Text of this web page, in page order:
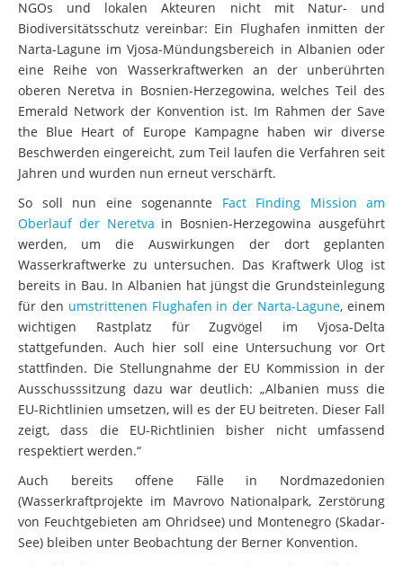
NGOs und lokalen Akteuren nicht mit Natur- und
Biodiversitätsschutz vereinbar: Ein Flughafen inmitten der
Narta-Lagune im Vjosa-Mündungsbereich in Albanien oder
eine Reihe von Wasserkraftwerken an der unberührten
oberen Neretva in Bosnien-Herzegowina, welches Teil des
Emerald Network der Konvention ist. Im Rahmen der Save
the Blue Heart of Europe Kampagne haben wir diverse
Beschwerden eingereicht, zum Teil laufen die Verfahren seit
Jahren und wurden nun erneut verschärft.
So soll nun eine sogenannte Fact Finding Mission am
Oberlauf der Neretva in Bosnien-Herzegowina ausgeführt
werden, um die Auswirkungen der dort geplanten
Wasserkraftwerke zu untersuchen. Das Kraftwerk Ulog ist
bereits in Bau. In Albanien hat jüngst die Grundsteinlegung
für den umstrittenen Flughafen in der Narta-Lagune, einem
wichtigen Rastplatz für Zugvögel im Vjosa-Delta
stattgefunden. Auch hier soll eine Untersuchung vor Ort
stattfinden. Die Stellungnahme der EU Kommission in der
Ausschusssitzung dazu war deutlich: „Albanien muss die
EU-Richtlinien umsetzen, will es der EU beitreten. Dieser Fall
zeigt, dass die EU-Richtlinien bisher nicht umfassend
respektiert werden.“
Auch bereits offene Fälle in Nordmazedonien
(Wasserkraftprojekte im Mavrovo Nationalpark, Zerstörung
von Feuchtgebieten am Ohridsee) und Montenegro (Skadar-
See) bleiben unter Beobachtung der Berner Konvention.